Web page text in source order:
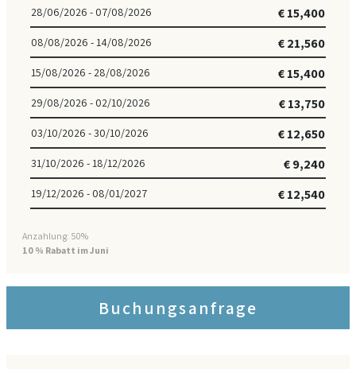
28/06/2026 - 07/08/2026 € 15,400
08/08/2026 - 14/08/2026 € 21,560
15/08/2026 - 28/08/2026 € 15,400
29/08/2026 - 02/10/2026 € 13,750
03/10/2026 - 30/10/2026 € 12,650
31/10/2026 - 18/12/2026 € 9,240
19/12/2026 - 08/01/2027 € 12,540
Anzahlung: 50%
10 % Rabatt im Juni
Buchungsanfrage